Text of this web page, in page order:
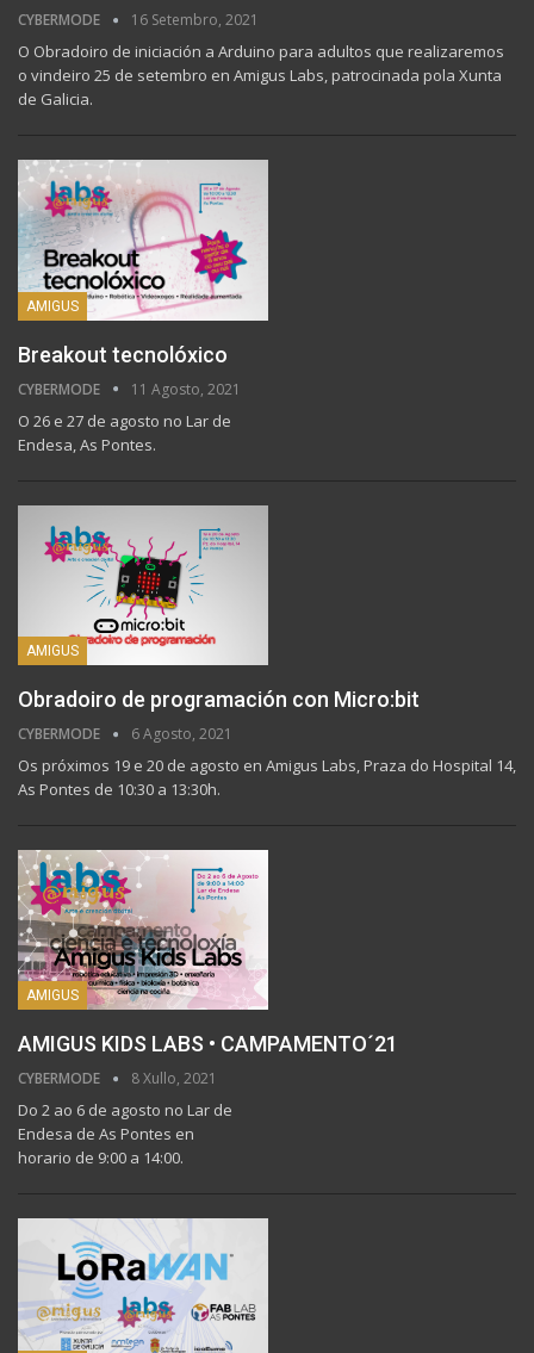
CYBERMODE 16 Setembro, 2021
O Obradoiro de iniciación a Arduino para adultos que realizaremos
o vindeiro 25 de setembro en Amigus Labs, patrocinada pola Xunta
de Galicia.
AMIGUS
Breakout tecnolóxico
CYBERMODE 11 Agosto, 2021
O 26 e 27 de agosto no Lar de
Endesa, As Pontes.
AMIGUS
Obradoiro de programación con Micro:bit
CYBERMODE 6 Agosto, 2021
Os próximos 19 e 20 de agosto en Amigus Labs, Praza do Hospital 14,
As Pontes de 10:30 a 13:30h.
AMIGUS
AMIGUS KIDS LABS • CAMPAMENTO´21
CYBERMODE 8 Xullo, 2021
Do 2 ao 6 de agosto no Lar de
Endesa de As Pontes en
horario de 9:00 a 14:00.